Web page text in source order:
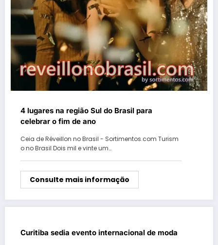
4 lugares na região Sul do Brasil para
celebrar o fim de ano
Ceia de Réveillon no Brasil - Sortimentos.com Turism
o no Brasil Dois mil e vinte um…
Consulte mais informação
Curitiba sedia evento internacional de moda